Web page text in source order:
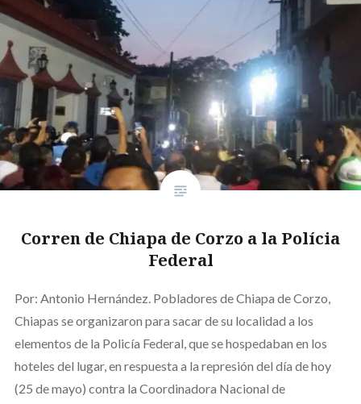
Corren de Chiapa de Corzo a la Polícia
Federal
Por: Antonio Hernández. Pobladores de Chiapa de Corzo,
Chiapas se organizaron para sacar de su localidad a los
elementos de la Policía Federal, que se hospedaban en los
hoteles del lugar, en respuesta a la represión del día de hoy
(25 de mayo) contra la Coordinadora Nacional de